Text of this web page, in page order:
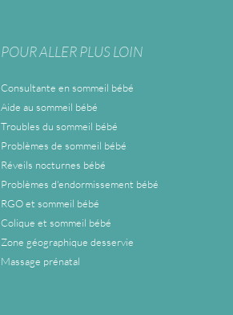
POUR ALLER PLUS LOIN
Consultante en sommeil bébé
Aide au sommeil bébé
Troubles du sommeil bébé
Problèmes de sommeil bébé
Réveils nocturnes bébé
Problèmes d'endormissement bébé
RGO et sommeil bébé
Colique et sommeil bébé
Zone géographique desservie
Massage prénatal